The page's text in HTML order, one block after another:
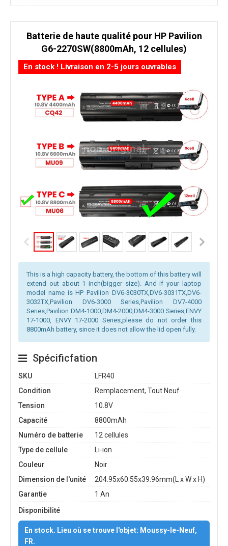
Batterie de haute qualité pour HP Pavilion
G6-2270SW(8800mAh, 12 cellules)
En stock ! Livraison en 2-5 jours ouvrables
This is a high capacity battery, the bottom of this battery will
extend out about 1 inch(bigger size). And if your laptop
model name is HP Pavilion DV6-3030TX,DV6-3031TX,DV6-
3032TX,Pavilion DV6-3000 Series,Pavilion DV7-4000
Series,Pavilion DM4-1000,DM4-2000,DM4-3000 Series,ENVY
17-1000, ENVY 17-2000 Series,please do not order this
8800mAh battery, since it does not allow the lid open fully.
Spécificfation
SKU
LFR40
Condition
Remplacement, Tout Neuf
Tension
10.8V
Capacité
8800mAh
Numéro de batterie
12 cellules
Type de cellule
Li-ion
Couleur
Noir
Dimension de l'unité
204.95x60.55x39.96mm(L x W x H)
Garantie
1 An
Disponibilité
En stock. Lieu où se trouve l'objet: Moussy-le-Neuf,
FR.